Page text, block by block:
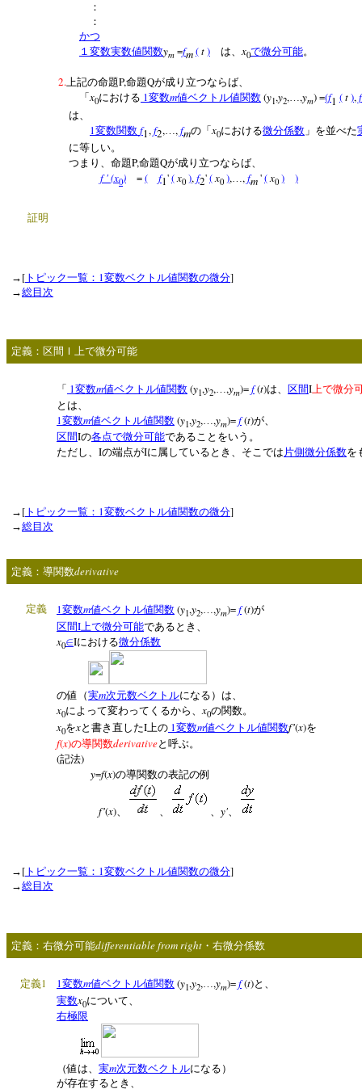
：
：
かつ
１変数実数値関数ym =fm(t) は、x0で微分可能。
2.上記の命題P,命題Qが成り立つならば、
「x0における 1変数m値ベクトル値関数 (y1,y2,…,ym) =(f1 (t),f
は、
1 変数関数 f1, f2, , fmの「x0における微分係数 」を並べた
に等しい。
つまり、命題P,命題Qが成り立つならば、
f ' (x0) =( f1'(x0 ),f2'(x0 ), ,fm'(x0 ) )
証明
→ [ トピック一覧： 1変数ベクトル値関数の微分]
→総目次
定義：区間Ｉ上で微分可能
「 1変数m値ベクトル値関数 (y1,y2,…,ym)=f(t)は、 区間I上で微分
とは、
1 変数m値ベクトル値関数 (y1,y2, ,ym)=f(t)が、
区間Iの各点で微分可能であることをいう。
ただし、 Iの端点がIに属しているとき、そこでは 片側微分係数を
→ [ トピック一覧： 1変数ベクトル値関数の微分]
→総目次
定義：導関数derivative
定義 1変数m値ベクトル値関数 (y1,y2,…,ym)=f(t)が
区間I 上で微分可能であるとき、
x0∈Iにおける微分係数
の値（実m次元数ベクトルになる）は、
x0によって変わってくるから、x0の関数。
x0をxと書き直したI 上の 1変数m値ベクトル値関数f’(x)を
f(x)の導関数derivativeと呼ぶ。
(記法)
y=f(x)の導関数の表記の例
f’(x)、 、 、 y'、
→ [ トピック一覧： 1変数ベクトル値関数の微分]
→総目次
定義：右微分可能differentiable from right ・右微分係数
定義1 1変数m値ベクトル値関数 (y1,y2,…,ym)=f(t)と、
実数x0について、
右極限
（値は、 実m次元数ベクトルになる）
が存在するとき、